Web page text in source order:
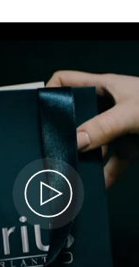
Anturaj Küpe